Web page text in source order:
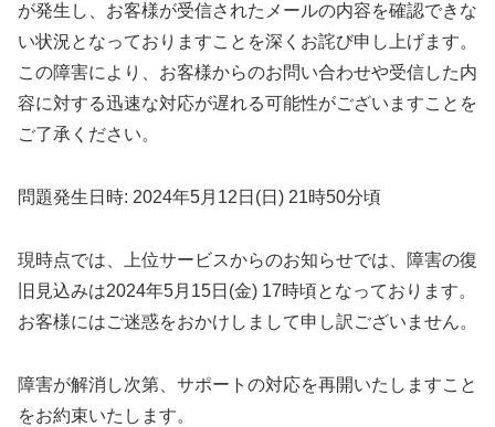
が発生し、お客様が受信されたメールの内容を確認できな
い状況となっておりますことを深くお詫び申し上げます。
この障害により、お客様からのお問い合わせや受信した内
容に対する迅速な対応が遅れる可能性がございますことを
ご了承ください。
問題発生日時: 2024年5月12日(日) 21時50分頃
現時点では、上位サービスからのお知らせでは、障害の復
旧見込みは2024年5月15日(金) 17時頃となっております。
お客様にはご迷惑をおかけしまして申し訳ございません。
障害が解消し次第、サポートの対応を再開いたしますこと
をお約束いたします。